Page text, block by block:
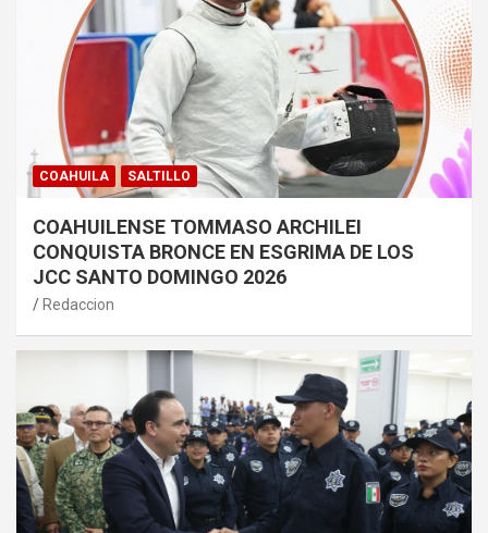
COAHUILA SALTILLO
COAHUILENSE TOMMASO ARCHILEI
CONQUISTA BRONCE EN ESGRIMA DE LOS
JCC SANTO DOMINGO 2026
Redaccion